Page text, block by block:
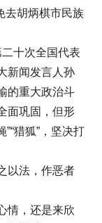
去胡炳棋市民族
十次全国代表
新闻发言人孙
的重大政治斗
面巩固，但形
猎狐”，坚决打
以法，作恶者
情，还是来欣